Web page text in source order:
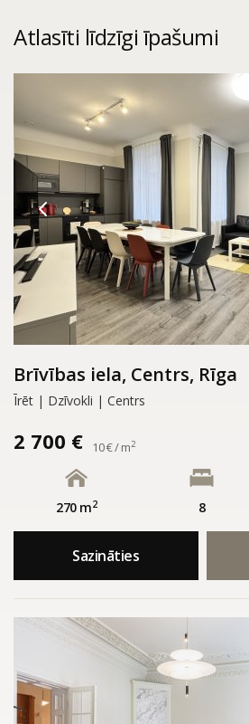
Atlasīti līdzīgi īpašumi
Brīvības iela, Centrs, Rīga
Īrēt | Dzīvokli | Centrs
2 700 € 10 € / m2
270 m2 8
Sazināties